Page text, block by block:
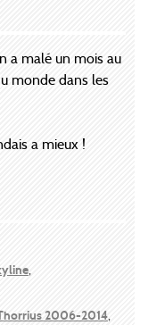
a malé un mois au
monde dans les
a mieux !
2006-2014